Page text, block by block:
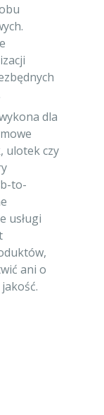
dla
ulotek czy
to-
usługi
ani o